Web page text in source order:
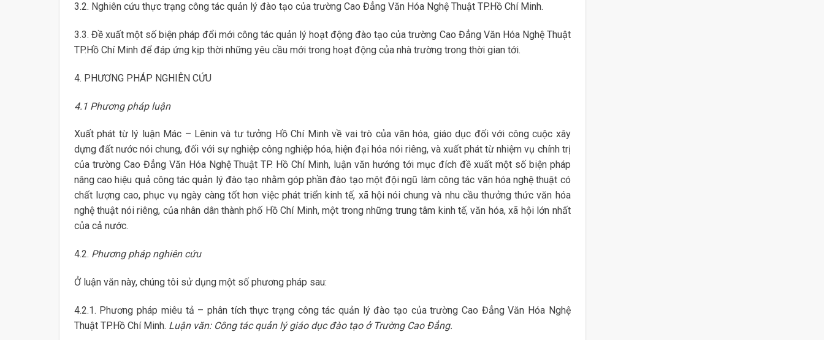
3.2. Nghiên cứu thực trạng công tác quản lý đào tạo của trường Cao Đẳng Văn Hóa Nghệ Thuật TP.Hồ Chí Minh.
3.3. Đề xuất một số biện pháp đổi mới công tác quản lý hoạt động đào tạo của trường Cao Đẳng Văn Hóa Nghệ Thuật
TP.Hồ Chí Minh để đáp ứng kịp thời những yêu cầu mới trong hoạt động của nhà trường trong thời gian tới.
4. PHƯƠNG PHÁP NGHIÊN CỨU
4.1 Phương pháp luận
Xuất phát từ lý luận Mác – Lênin và tư tưởng Hồ Chí Minh về vai trò của văn hóa, giáo dục đối với công cuộc xây
dựng đất nước nói chung, đối với sự nghiệp công nghiệp hóa, hiện đại hóa nói riêng, và xuất phát từ nhiệm vụ chính trị
của trường Cao Đẳng Văn Hóa Nghệ Thuật TP. Hồ Chí Minh, luận văn hướng tới mục đích đề xuất một số biện pháp
nâng cao hiệu quả công tác quản lý đào tạo nhằm góp phần đào tạo một đội ngũ làm công tác văn hóa nghệ thuật có
chất lượng cao, phục vụ ngày càng tốt hơn việc phát triển kinh tế, xã hội nói chung và nhu cầu thưởng thức văn hóa
nghệ thuật nói riêng, của nhân dân thành phố Hồ Chí Minh, một trong những trung tâm kinh tế, văn hóa, xã hội lớn nhất
của cả nước.
4.2. Phương pháp nghiên cứu
Ở luận văn này, chúng tôi sử dụng một số phương pháp sau:
4.2.1. Phương pháp miêu tả – phân tích thực trạng công tác quản lý đào tạo của trường Cao Đẳng Văn Hóa Nghệ
Thuật TP.Hồ Chí Minh. Luận văn: Công tác quản lý giáo dục đào tạo ở Trường Cao Đẳng.